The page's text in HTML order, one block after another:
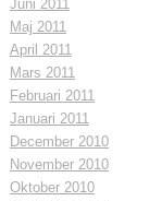
Juni 2011
Maj 2011
April 2011
Mars 2011
Februari 2011
Januari 2011
December 2010
November 2010
Oktober 2010